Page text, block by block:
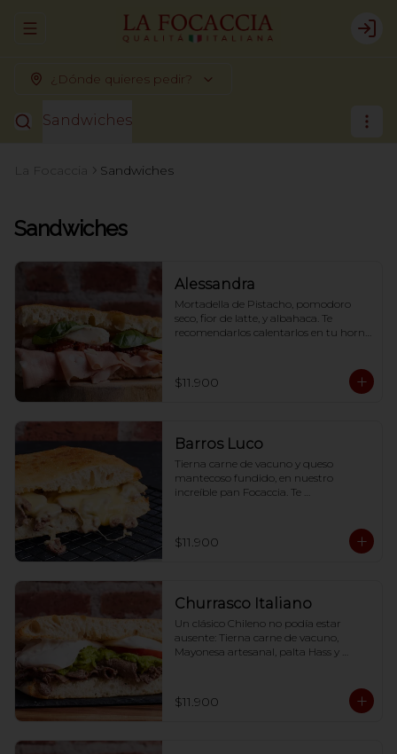
Abrir menu de navegación
¿Dónde quieres pedir?
Sandwiches
La Focaccia Sandwiches
Sandwiches
Alessandra
Mortadella de Pistacho, pomodoro
seco, fior de latte, y albahaca. Te
recomendarlos calentarlos en tu horno
$11.900
Barros Luco
Tierna carne de vacuno y queso
mantecoso fundido, en nuestro
increíble pan Focaccia. Te
tome la crocancia óptima ;)
$11.900
Churrasco Italiano
Un clásico Chileno no podía estar
ausente: Tierna carne de vacuno,
Mayonesa artesanal, palta Hass y
para que tome la crocancia óptima ;)
$11.900